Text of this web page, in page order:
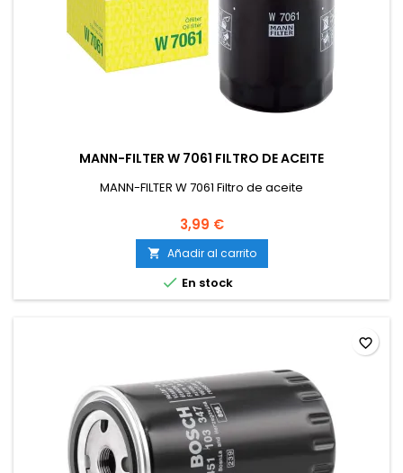
MANN-FILTER W 7061 FILTRO DE ACEITE
MANN-FILTER W 7061 Filtro de aceite
3,99 €
 Añadir al carrito
 En stock
favorite_border